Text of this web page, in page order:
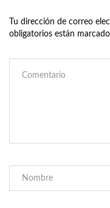
Tu dirección de correo
obligatorios están